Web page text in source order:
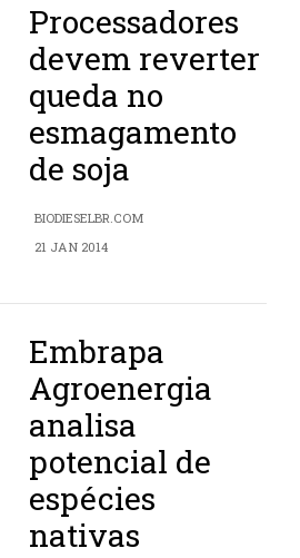
Processadores
devem reverter
queda no
esmagamento
de soja
BIODIESELBR.COM
21 JAN 2014
Embrapa
Agroenergia
analisa
potencial de
espécies
nativas